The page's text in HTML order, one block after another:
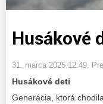
Husákové
31. marca 2025 12:49 ,
Husákové deti
Generácia, ktorá